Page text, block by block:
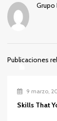
Grupo
Publicaciones
9 marzo,
Skills That